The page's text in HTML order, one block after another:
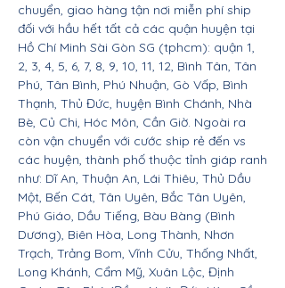
chuyển, giao hàng tận nơi miễn phí ship
đối với hầu hết tất cả các quận huyện tại
Hồ Chí Minh Sài Gòn SG (tphcm): quận 1,
2, 3, 4, 5, 6, 7, 8, 9, 10, 11, 12, Bình Tân, Tân
Phú, Tân Bình, Phú Nhuận, Gò Vấp, Bình
Thạnh, Thủ Đức, huyện Bình Chánh, Nhà
Bè, Củ Chi, Hóc Môn, Cần Giờ. Ngoài ra
còn vận chuyển với cước ship rẻ đến vs
các huyện, thành phố thuộc tỉnh giáp ranh
như: Dĩ An, Thuận An, Lái Thiêu, Thủ Dầu
Một, Bến Cát, Tân Uyên, Bắc Tân Uyên,
Phú Giáo, Dầu Tiếng, Bàu Bàng (Bình
Dương), Biên Hòa, Long Thành, Nhơn
Trạch, Trảng Bom, Vĩnh Cửu, Thống Nhất,
Long Khánh, Cẩm Mỹ, Xuân Lộc, Định